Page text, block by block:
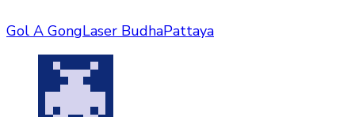
Gol A GongLaser BudhaPattaya